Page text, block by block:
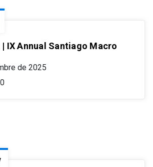
IX Annual Santiago Macro
de 2025